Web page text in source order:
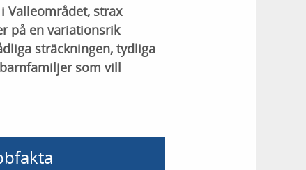
Valleområdet, strax
på en variationsrik
sträckningen, tydliga
som vill